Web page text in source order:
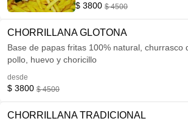
$ 3800 $ 4500
CHORRILLANA GLOTONA
Base de papas fritas 100% natural, churrasco de vacuno, cerdo y
pollo, huevo y choricillo
desde
$ 3800 $ 4500
CHORRILLANA TRADICIONAL